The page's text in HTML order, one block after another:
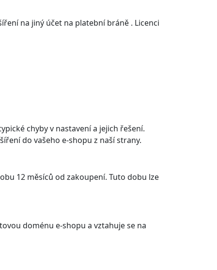
na jiný účet na platební bráně . Licenci
chyby v nastavení a jejich řešení.
do vašeho e-shopu z naší strany.
12 měsíců od zakoupení. Tuto dobu lze
doménu e-shopu a vztahuje se na